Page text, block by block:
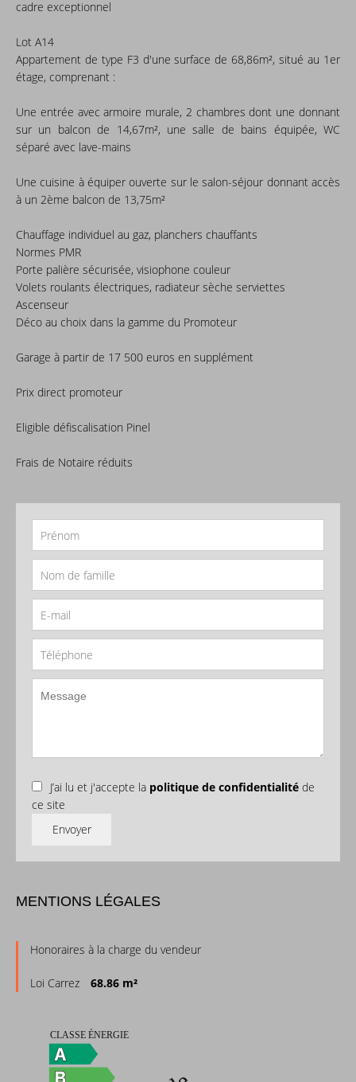
cadre exceptionnel
Lot A14
Appartement de type F3 d'une surface de 68,86m², situé au 1er
étage, comprenant :
Une entrée avec armoire murale, 2 chambres dont une donnant
sur un balcon de 14,67m², une salle de bains équipée, WC
séparé avec lave-mains
Une cuisine à équiper ouverte sur le salon-séjour donnant accès
à un 2ème balcon de 13,75m²
Chauffage individuel au gaz, planchers chauffants
Normes PMR
Porte palière sécurisée, visiophone couleur
Volets roulants électriques, radiateur sèche serviettes
Ascenseur
Déco au choix dans la gamme du Promoteur
Garage à partir de 17 500 euros en supplément
Prix direct promoteur
Eligible défiscalisation Pinel
Frais de Notaire réduits
J’ai lu et j'accepte la politique de confidentialité de
ce site
Envoyer
MENTIONS LÉGALES
Honoraires à la charge du vendeur
Loi Carrez 68.86 m²